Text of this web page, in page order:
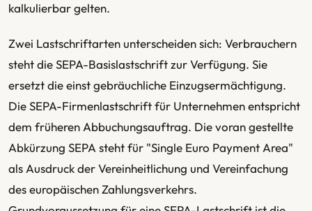
kalkulierbar gelten.
Zwei Lastschriftarten unterscheiden sich: Verbrauchern
steht die SEPA-Basislastschrift zur Verfügung. Sie
ersetzt die einst gebräuchliche Einzugsermächtigung.
Die SEPA-Firmenlastschrift für Unternehmen entspricht
dem früheren Abbuchungsauftrag. Die voran gestellte
Abkürzung SEPA steht für "Single Euro Payment Area"
als Ausdruck der Vereinheitlichung und Vereinfachung
des europäischen Zahlungsverkehrs.